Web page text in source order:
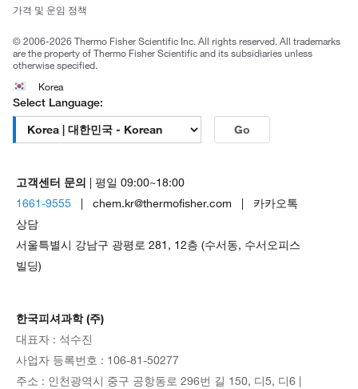
가격 및 운임 정책
© 2006-2026 Thermo Fisher Scientific Inc. All rights reserved. All trademarks
are the property of Thermo Fisher Scientific and its subsidiaries unless
otherwise specified.
Korea
Select Language:
Go
고객센터 문의 | 평일 09:00~18:00
1661-9555 | chem.kr@thermofisher.com | 카카오톡
상담
서울특별시 강남구 광평로 281, 12층 (수서동, 수서오피스
빌딩)
한국피셔과학 (주)
대표자 : 석수진
사업자 등록번호 : 106-81-50277
주소 : 인천광역시 중구 공항동로 296번 길 150, 디5, 디6 |